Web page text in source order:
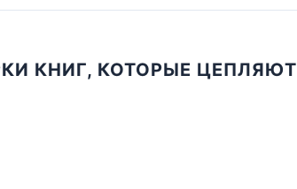
КНИГ, КОТОРЫЕ ЦЕПЛЯЮТ